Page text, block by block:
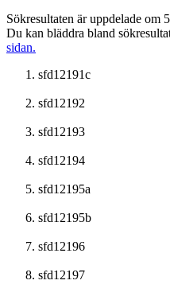
Sökresultaten är uppdelade om
Du kan bläddra bland
sidan.
sfd12191c
sfd12192
sfd12193
sfd12194
sfd12195a
sfd12195b
sfd12196
sfd12197